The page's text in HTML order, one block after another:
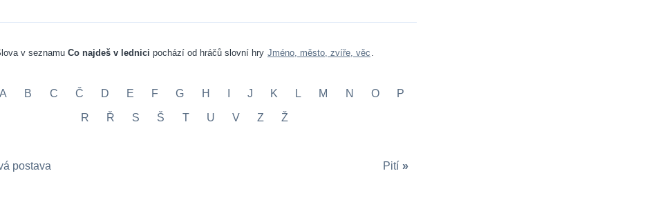
v seznamu Co najdeš v lednici pochází od hráčů slovní hry Jméno, město, zvíře, věc .
A B C Č D E F G H J K L M N O P
R Ř S Š T U V Z Ž
postava Pití »